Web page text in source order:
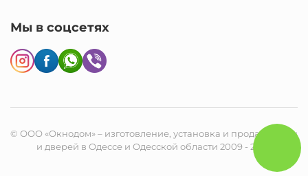
Мы в соцсетях
© ООО «Окнодом» – изготовление, установка и продажа окон
и дверей в Одессе и Одесской области 2009 - 2026